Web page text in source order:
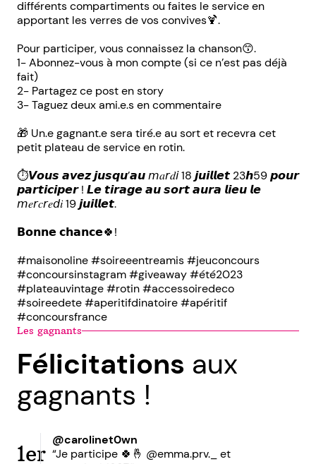
différents compartiments ou faites le service en
apportant les verres de vos convives🍹.
Pour participer, vous connaissez la chanson😙.
1- Abonnez-vous à mon compte (si ce n’est pas déjà
fait)
2- Partagez ce post en story
3- Taguez deux ami.e.s en commentaire
🎁 Un.e gagnant.e sera tiré.e au sort et recevra cet
petit plateau de service en rotin.
⏱𝙑𝙤𝙪𝙨 𝙖𝙫𝙚𝙯 𝙟𝙪𝙨𝙦𝙪’𝙖𝙪 𝘮𝑎𝘳𝑑𝘪 18 𝙟𝙪𝙞𝙡𝙡𝙚𝙩 23𝙝59 𝙥𝙤𝙪𝙧
𝙥𝙖𝙧𝙩𝙞𝙘𝙞𝙥𝙚𝙧 ! 𝙇𝙚 𝙩𝙞𝙧𝙖𝙜𝙚 𝙖𝙪 𝙨𝙤𝙧𝙩 𝙖𝙪𝙧𝙖 𝙡𝙞𝙚𝙪 𝙡𝙚
𝘮𝑒𝘳𝑐𝘳𝑒𝘥𝑖 19 𝙟𝙪𝙞𝙡𝙡𝙚𝙩.
𝗕𝗼𝗻𝗻𝗲 𝗰𝗵𝗮𝗻𝗰𝗲🍀!
#maisonoline #soireeentreamis #jeuconcours
#concoursinstagram #giveaway #été2023
#plateauvintage #rotin #accessoiredeco
#soireedete #aperitifdinatoire #apéritif
#concoursfrance
Les gagnants
Félicitations aux
gagnants !
1er
@carolinet0wn
“Je participe 🍀🤞 @emma.prv._ et